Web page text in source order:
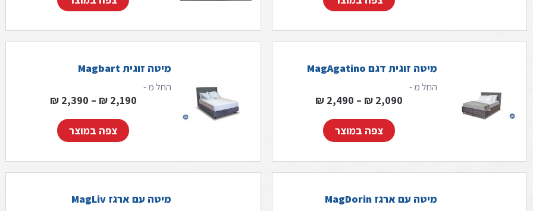
מיטה זוגית דגם MagAgatino
החל מ -
2,090
₪
–
2,490
₪טווח מחירים: ⁦2,090 ₪⁩ עד ⁦2,490 ₪⁩
צפה במוצר
מיטה זוגית Magbart
החל מ -
2,190
₪
–
2,390
₪
צפה במוצר
מיטה עם ארגז MagDorin מיטה עם ארגז MagLiv